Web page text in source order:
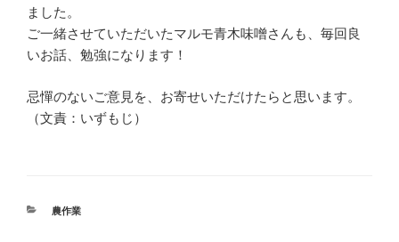
ました。
ご一緒させていただいたマルモ青木味噌さんも、毎回良
いお話、勉強になります！
忌憚のないご意見を、お寄せいただけたらと思います。
（文責：いずもじ）
カ
農作業